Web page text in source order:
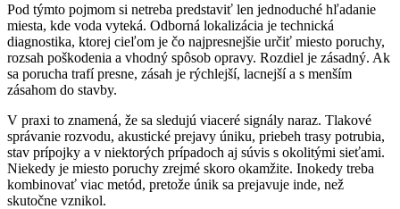
Pod týmto pojmom si netreba predstaviť len jednoduché hľadanie
miesta, kde voda vyteká. Odborná lokalizácia je technická
diagnostika, ktorej cieľom je čo najpresnejšie určiť miesto poruchy,
rozsah poškodenia a vhodný spôsob opravy. Rozdiel je zásadný. Ak
sa porucha trafí presne, zásah je rýchlejší, lacnejší a s menším
zásahom do stavby.
V praxi to znamená, že sa sledujú viaceré signály naraz. Tlakové
správanie rozvodu, akustické prejavy úniku, priebeh trasy potrubia,
stav prípojky a v niektorých prípadoch aj súvis s okolitými sieťami.
Niekedy je miesto poruchy zrejmé skoro okamžite. Inokedy treba
kombinovať viac metód, pretože únik sa prejavuje inde, než
skutočne vznikol.